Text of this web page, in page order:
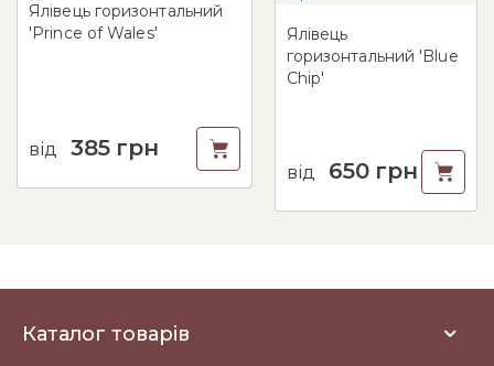
Ялівець горизонтальний
'Prince of Wales'
від 385 грн
Ялівець
горизонтальний 'Blue
Chip'
від 650 грн
Каталог товарів